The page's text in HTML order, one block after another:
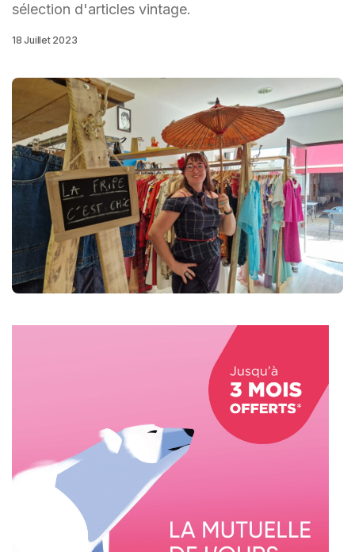
sélection d'articles vintage.
18 Juillet 2023